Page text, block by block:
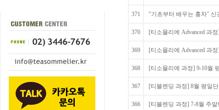
371 "기초부터 배우는 홍차" 신
370 [티소믈리에 Advanced 과
369 [티소믈리에 Advanced 과
368 [티소믈리에 과정] 9-10월
367 [티블렌딩 과정] 8월 평일
366 [티블렌딩 과정] 7-8월 주